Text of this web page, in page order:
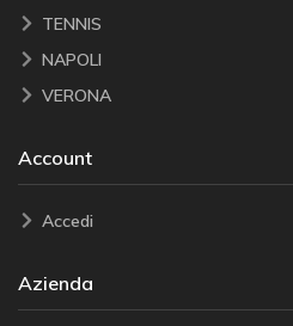
TENNIS
NAPOLI
VERONA
Account
Accedi
Azienda